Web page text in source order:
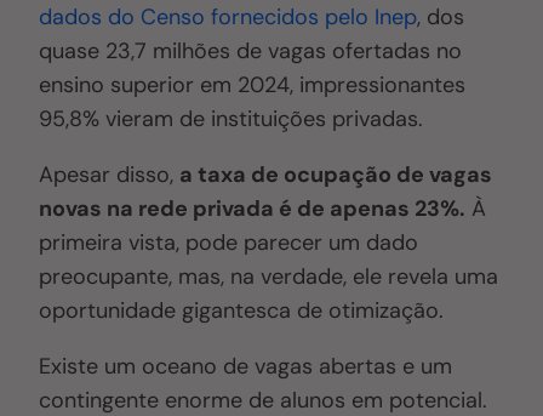
dados do Censo fornecidos pelo Inep, dos
quase 23,7 milhões de vagas ofertadas no
ensino superior em 2024, impressionantes
95,8% vieram de instituições privadas.
Apesar disso, a taxa de ocupação de vagas
novas na rede privada é de apenas 23%. À
primeira vista, pode parecer um dado
preocupante, mas, na verdade, ele revela uma
oportunidade gigantesca de otimização.
Existe um oceano de vagas abertas e um
contingente enorme de alunos em potencial.